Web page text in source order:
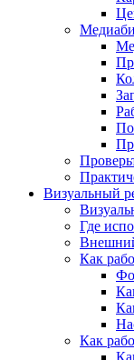
Визуальный
Где
Как
Как